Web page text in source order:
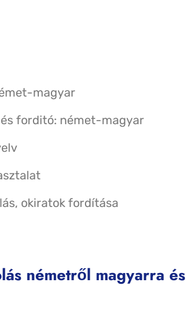
magyar
forditó: német-magyar
okiratok fordítása
németről magyarra és